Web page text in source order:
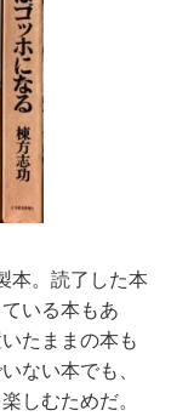
本。読了した本
いる本もあ
たままの本も
ない本でも、
しむためだ。